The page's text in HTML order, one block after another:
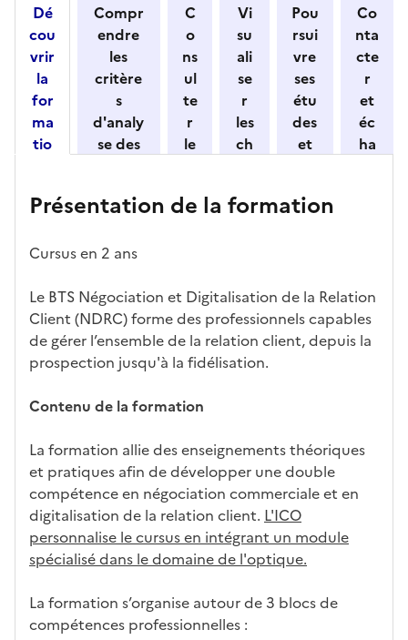
Dé
cou
vrir
la
for
ma
tio
ses
act
tiq
ues
Compr
endre
les
critère
s
d'analy
se des
par
ssemen
C
o
ns
ul
te
r
le
o
s
d
e
c
n
d
at
ur
e
Vi
su
ali
se
r
les
ch
s
s à
la
fo
rm
Pou
rsui
vre
ses
étu
des
et
re
uch
és
Co
nta
cte
r
et
éc
ha
iss
em
ent
Présentation de la formation
Cursus en 2 ans
Le BTS Négociation et Digitalisation de la Relation
Client (NDRC) forme des professionnels capables
de gérer l’ensemble de la relation client, depuis la
prospection jusqu'à la fidélisation.
Contenu de la formation
La formation allie des enseignements théoriques
et pratiques afin de développer une double
compétence en négociation commerciale et en
digitalisation de la relation client. L'ICO
personnalise le cursus en intégrant un module
spécialisé dans le domaine de l'optique.
La formation s’organise autour de 3 blocs de
compétences professionnelles :